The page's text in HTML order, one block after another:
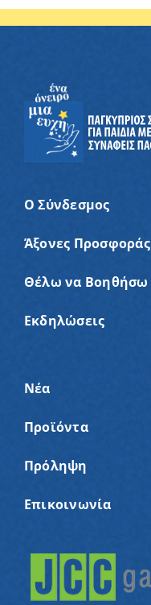
Ο Σύνδεσμος
Άξονες Προσφοράς
Θέλω να Βοηθήσω
Εκδηλώσεις
Νέα
Προϊόντα
Πρόληψη
Επικοινωνία